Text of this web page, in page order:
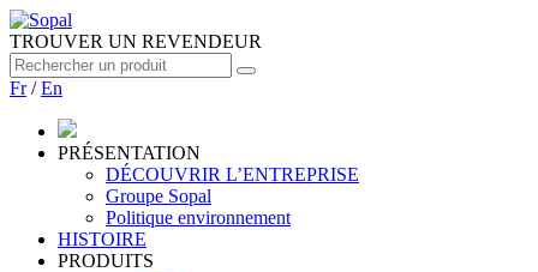
TROUVER UN REVENDEUR
Fr/En
PRÉSENTATION
DÉCOUVRIR L’ENTREPRISE
Groupe Sopal
Politique environnement
HISTOIRE
PRODUITS